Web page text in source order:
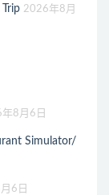
2026年8月
8月6日
Simulator/
6日